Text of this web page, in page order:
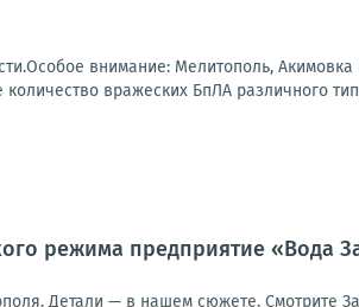
внимание: Мелитополь,
вражеских БпЛА различного
режима предприятие «Вода
Детали — в нашем сюжете. Смотрите